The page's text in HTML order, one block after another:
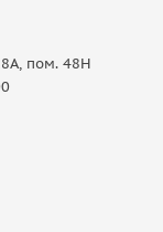
пом. 48Н